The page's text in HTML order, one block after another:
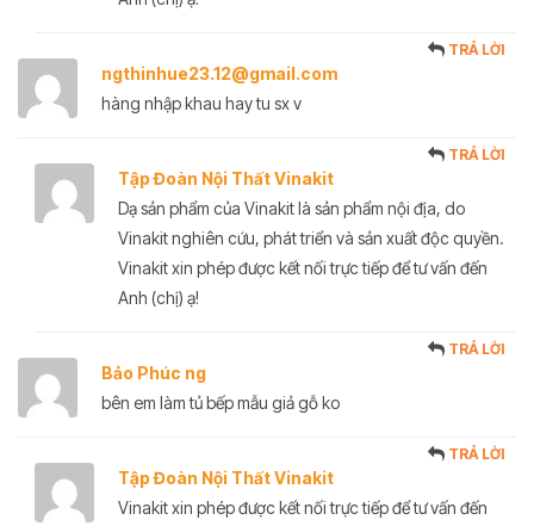
ngthinhue23.12@gmail.com
TRẢ LỜI
hàng nhập khau hay tu sx v
Tập Đoàn Nội Thất Vinakit
TRẢ LỜI
Dạ sản phẩm của Vinakit là sản phẩm nội địa, do
Vinakit nghiên cứu, phát triển và sản xuất độc quyền.
Vinakit xin phép được kết nối trực tiếp để tư vấn đến
Anh (chị) ạ!
Bảo Phúc ng
TRẢ LỜI
bên em làm tủ bếp mẫu giả gỗ ko
Tập Đoàn Nội Thất Vinakit
TRẢ LỜI
Vinakit xin phép được kết nối trực tiếp để tư vấn đến